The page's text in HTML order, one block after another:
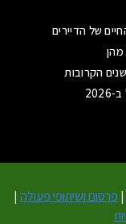
של הדיירים
מהן
הקרובות
| פרסום ושיתופי פעולה |